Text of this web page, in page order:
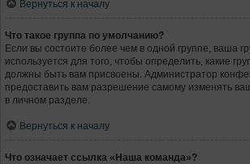
Вернуться к началу
Что такое группа по умолчанию?
Если вы состоите более чем в одной группе, ваша
используется для того, чтобы определить, какие
должны быть вам присвоены. Администратор
предоставить вам разрешение самому изменять
в личном разделе.
Вернуться к началу
Что означает ссылка «Наша команда»?